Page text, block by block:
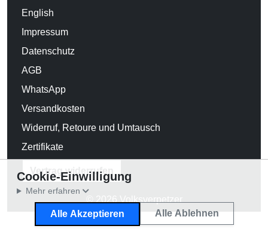
English
Impressum
Datenschutz
AGB
WhatsApp
Versandkosten
Widerruf, Retoure und Umtausch
Zertifikate
Vertrag widerrufen
© 2026 Volksverpetzer
Cookie-Einwilligung
Mehr erfahren
Alle Akzeptieren Alle Ablehnen